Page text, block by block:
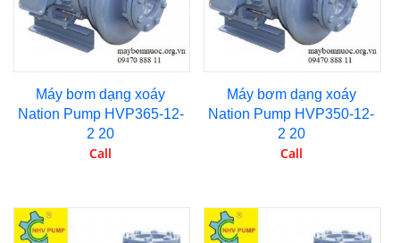
Máy bơm dạng xoáy
Nation Pump HVP365-12-
2 20
Call
Máy bơm dạng xoáy
Nation Pump HVP350-12-
2 20
Call